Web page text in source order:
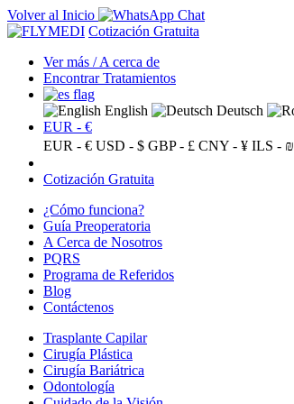
Volver al Inicio
Cotización Gratuita
Ver más / A cerca de
Encontrar Tratamientos
English Deutsch
EUR - €
EUR - € USD - $ GBP - £ CNY - ¥ ILS - ₪
Cotización Gratuita
¿Cómo funciona?
Guía Preoperatoria
A Cerca de Nosotros
PQRS
Programa de Referidos
Blog
Contáctenos
Trasplante Capilar
Cirugía Plástica
Cirugía Bariátrica
Odontología